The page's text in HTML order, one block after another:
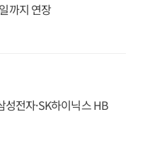
까지 연장
전자·SK하이닉스 HB